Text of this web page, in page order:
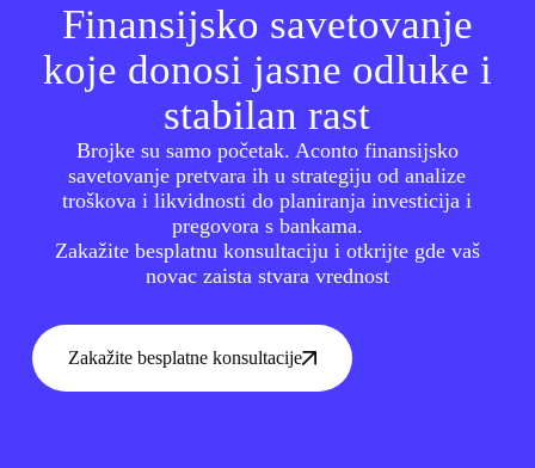
Finansijsko savetovanje
koje donosi jasne odluke i
stabilan rast
Brojke su samo početak. Aconto finansijsko
savetovanje pretvara ih u strategiju od analize
troškova i likvidnosti do planiranja investicija i
pregovora s bankama.
Zakažite besplatnu konsultaciju i otkrijte gde vaš
novac zaista stvara vrednost
Zakažite besplatne konsultacije